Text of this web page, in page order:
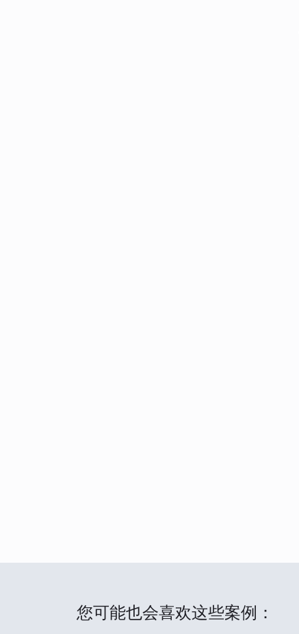
您可能也会喜欢这些案例：